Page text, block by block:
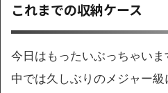
これまでの収納ケース
今日はもったいぶっちゃい
中では久しぶりのメジャー